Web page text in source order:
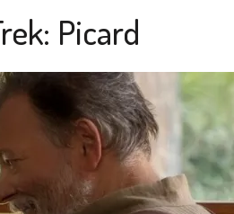
APÓS ESTREIA
PONTOS DE VISTA
VENDA!
, CHEGA EM 8 DE SETEMBRO
Picard